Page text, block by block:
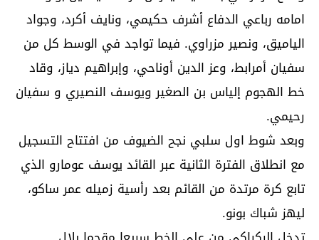
امامه رباعي الدفاع أشرف حكيمي، ونايف أكرد، وجواد
الياميق، ونصير مزراوي. فيما تواجد في الوسط كل من
سفيان أمرابط، وعز الدين أوناحي، وإبراهيم دياز، وقاد
خط الهجوم إلياس بن الصغير ويوسف النصيري و سفيان
رحيمي.
وبعد شوط اول سلبي نجح الضيوف من افتتاح التسجيل
مع انطلاق الفترة الثانية عبر القائد يوسف عومارو الذي
تابع كرة مرتدة من القائم بعد رأسية زميله عمر ساكو،
ليهز شباك بونو.